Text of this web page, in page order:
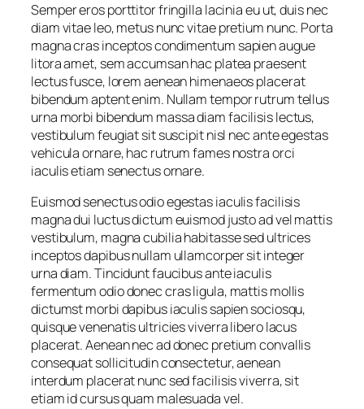
Semper eros porttitor fringilla lacinia eu ut, duis nec
diam vitae leo, metus nunc vitae pretium nunc. Porta
magna cras inceptos condimentum sapien augue
litora amet, sem accumsan hac platea praesent
lectus fusce, lorem aenean himenaeos placerat
bibendum aptent enim. Nullam tempor rutrum tellus
urna morbi bibendum massa diam facilisis lectus,
vestibulum feugiat sit suscipit nisl nec ante egestas
vehicula ornare, hac rutrum fames nostra orci
iaculis etiam senectus ornare.
Euismod senectus odio egestas iaculis facilisis
magna dui luctus dictum euismod justo ad vel mattis
vestibulum, magna cubilia habitasse sed ultrices
inceptos dapibus nullam ullamcorper sit integer
urna diam. Tincidunt faucibus ante iaculis
fermentum odio donec cras ligula, mattis mollis
dictumst morbi dapibus iaculis sapien sociosqu,
quisque venenatis ultricies viverra libero lacus
placerat. Aenean nec ad donec pretium convallis
consequat sollicitudin consectetur, aenean
interdum placerat nunc sed facilisis viverra, sit
etiam id cursus quam malesuada vel.